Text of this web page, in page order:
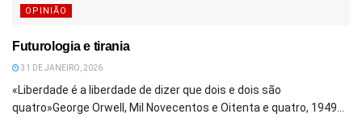
OPINIÃO
Futurologia e tirania
31 DE JANEIRO, 2026
«Liberdade é a liberdade de dizer que dois e dois são
quatro»George Orwell, Mil Novecentos e Oitenta e quatro, 1949...